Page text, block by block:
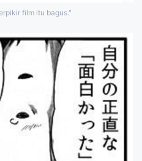
film itu bagus."